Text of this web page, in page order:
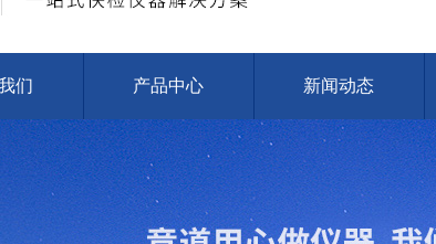
们 产品中心 新闻动态